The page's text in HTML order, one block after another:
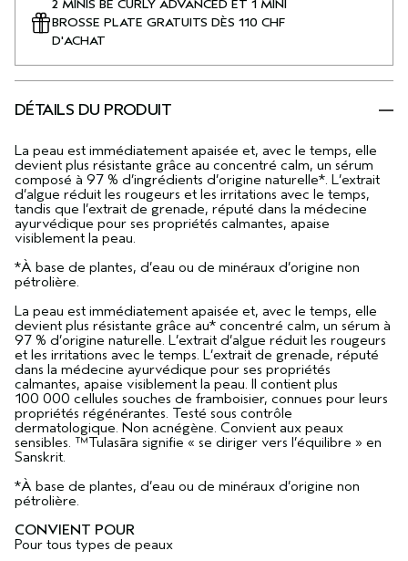
2 MINIS BE CURLY ADVANCED ET 1 MINI
BROSSE PLATE GRATUITS DÈS 110 CHF
D'ACHAT
DÉTAILS DU PRODUIT
La peau est immédiatement apaisée et, avec le temps, elle
devient plus résistante grâce au concentré calm, un sérum
composé à 97 % d’ingrédients d’origine naturelle*. L’extrait
d’algue réduit les rougeurs et les irritations avec le temps,
tandis que l’extrait de grenade, réputé dans la médecine
ayurvédique pour ses propriétés calmantes, apaise
visiblement la peau.
*À base de plantes, d’eau ou de minéraux d’origine non
pétrolière.
La peau est immédiatement apaisée et, avec le temps, elle
devient plus résistante grâce au* concentré calm, un sérum à
97 % d’origine naturelle. L’extrait d’algue réduit les rougeurs
et les irritations avec le temps. L’extrait de grenade, réputé
dans la médecine ayurvédique pour ses propriétés
calmantes, apaise visiblement la peau. Il contient plus
100 000 cellules souches de framboisier, connues pour leurs
propriétés régénérantes. Testé sous contrôle
dermatologique. Non acnégène. Convient aux peaux
sensibles. ™Tulasāra signifie « se diriger vers l’équilibre » en
Sanskrit.
*À base de plantes, d’eau ou de minéraux d’origine non
pétrolière.
CONVIENT POUR
Pour tous types de peaux